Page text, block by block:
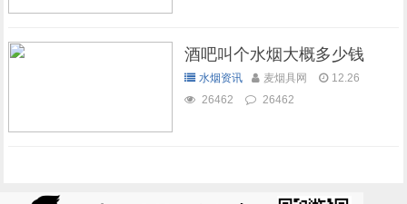
酒吧叫个水烟大概多少钱
水烟资讯 麦烟具网
12.26
26462
26462